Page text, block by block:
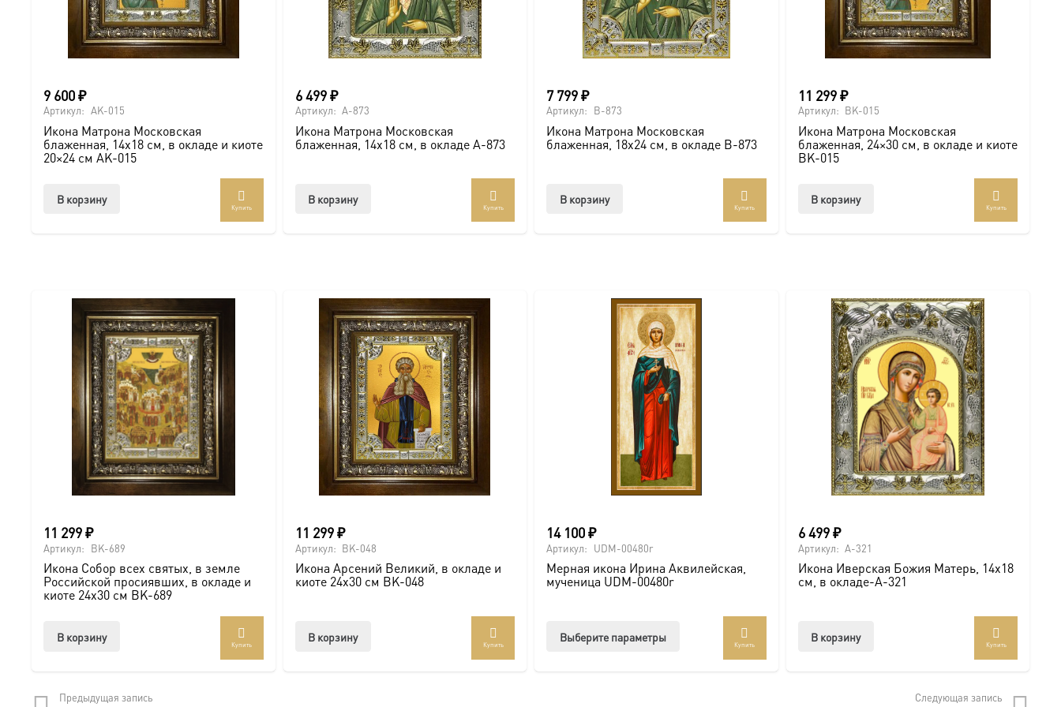
ВКонтакте, чтобы видеть больше уникальных работ:https://vk.com/ikonaspas
Киот — это не просто рамка, а дом для иконы, оберегающий святыню для вас и ваших потомков.
Купить икону Матрона Московская, 14х18 см, в окладе и киоте-AK-7104 можно онлайн
9 600₽
Артикул: AK-015
Икона Матрона Московская
блаженная, 14х18 см, в окладе и киоте
20×24 см AK-015
В корзину
Купить
6 499₽
Артикул: A-873
Икона Матрона Московская
блаженная, 14х18 см, в окладе A-873
В корзину
Купить
7 799₽
Артикул: B-873
Икона Матрона Московская
блаженная, 18х24 см, в окладе B-873
В корзину
Купить
11 299₽
Артикул: BK-015
Икона Матрона Московская
блаженная, 24×30 см, в окладе и киоте
BK-015
В корзину
Купить
11 299₽
Артикул: BK-689
Икона Собор всех святых, в земле
Российской просиявших, в окладе и
киоте 24х30 см BK-689
В корзину
Купить
11 299₽
Артикул: BK-048
Икона Арсений Великий, в окладе и
киоте 24х30 см BK-048
В корзину
Купить
14 100₽
Артикул: UDM-00480r
Мерная икона Ирина Аквилейская,
мученица UDM-00480r
Выберите параметры
Купить
6 499₽
Артикул: A-321
Икона Иверская Божия Матерь, 14х18
см, в окладе-A-321
В корзину
Купить
Предыдущая запись Следующая запись